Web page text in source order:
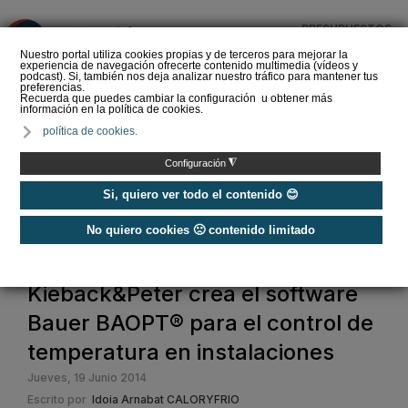
Nuestro portal utiliza cookies propias y de terceros para mejorar la
experiencia de navegación ofrecerte contenido multimedia (vídeos y
podcast). Si, también nos deja analizar nuestro tráfico para mantener tus
preferencias.
Recuerda que puedes cambiar la configuración u obtener más
información en la política de cookies.
política de cookies.
Configuración ◮
Si, quiero ver todo el contenido 😊
No quiero cookies 🙁 contenido limitado
PRESUPUESTOS
Kieback&Peter crea el software
Bauer BAOPT® para el control de
temperatura en instalaciones
Jueves, 19 Junio 2014
Escrito por Idoia Arnabat CALORYFRIO